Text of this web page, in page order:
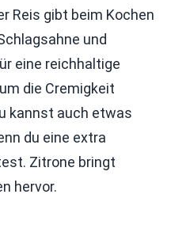
Reis gibt beim Kochen
und
eine reichhaltige
die Cremigkeit
kannst auch etwas
du eine extra
Zitrone bringt
hervor.